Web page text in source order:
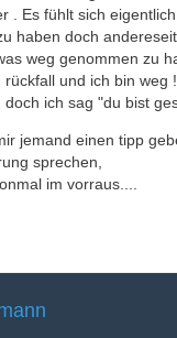
. Es fühlt sich
haben doch
weg genommen zu
rückfall und ich bin weg
doch ich sag "du bist
jemand einen tipp
sprechen,
im vorraus....